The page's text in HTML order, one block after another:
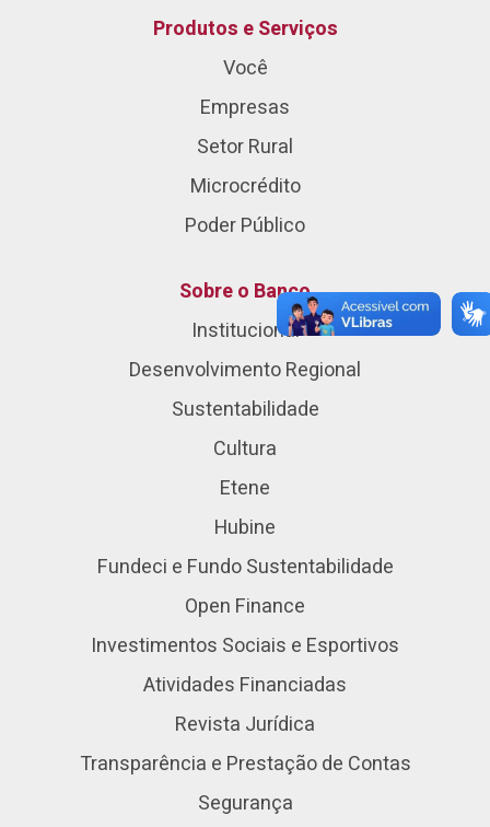
Produtos e Serviços
Você
Empresas
Setor Rural
Microcrédito
Poder Público
Sobre o Banco
Institucional
Desenvolvimento Regional
Sustentabilidade
Cultura
Etene
Hubine
Fundeci e Fundo Sustentabilidade
Open Finance
Investimentos Sociais e Esportivos
Atividades Financiadas
Revista Jurídica
Transparência e Prestação de Contas
Segurança